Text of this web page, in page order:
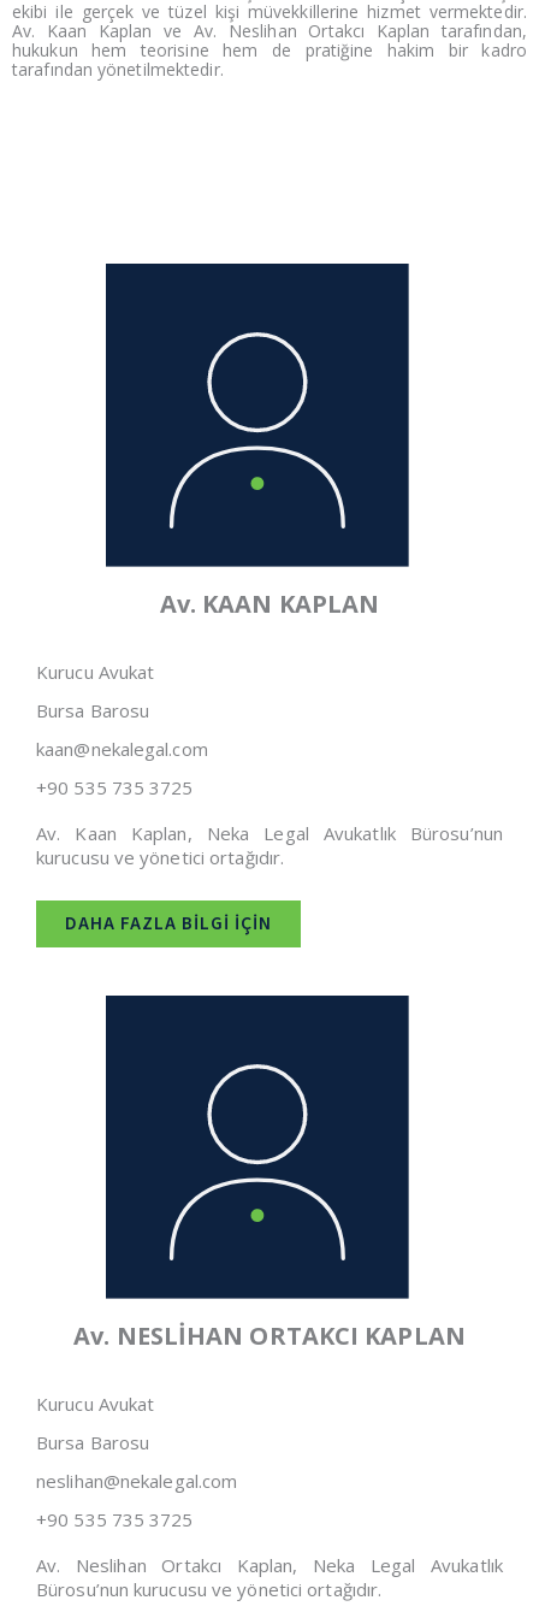
ekibi ile gerçek ve tüzel kişi müvekkillerine hizmet vermektedir.
Av. Kaan Kaplan ve Av. Neslihan Ortakcı Kaplan tarafından,
hukukun hem teorisine hem de pratiğine hakim bir kadro
tarafından yönetilmektedir.
Av. KAAN KAPLAN
Kurucu Avukat
Bursa Barosu
kaan@nekalegal.com
+90 535 735 3725
Av. Kaan Kaplan, Neka Legal Avukatlık Bürosu’nun
kurucusu ve yönetici ortağıdır.
DAHA FAZLA BİLGİ İÇİN
Av. NESLİHAN ORTAKCI KAPLAN
Kurucu Avukat
Bursa Barosu
neslihan@nekalegal.com
+90 535 735 3725
Av. Neslihan Ortakcı Kaplan, Neka Legal Avukatlık
Bürosu’nun kurucusu ve yönetici ortağıdır.